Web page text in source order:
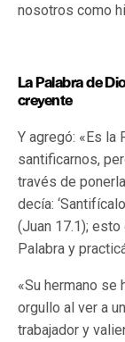
nosotros como
La Palabra de
creyente
Y agregó: «Es la
santificarnos,
través de
decía:
(Juan 17.1);
Palabra y
«Su hermano se
orgullo al ver a
trabajador y